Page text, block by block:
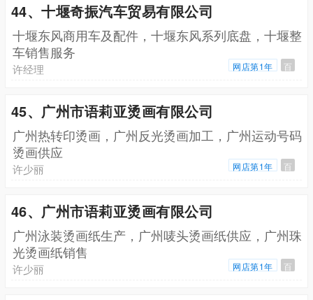
44、十堰奇振汽车贸易有限公司
十堰东风商用车及配件，十堰东风系列底盘，十堰整
车销售服务
许经理 网店第1年 百
45、广州市语莉亚烫画有限公司
广州热转印烫画，广州反光烫画加工，广州运动号码
烫画供应
许少丽 网店第1年 百
46、广州市语莉亚烫画有限公司
广州泳装烫画纸生产，广州唛头烫画纸供应，广州珠
光烫画纸销售
许少丽 网店第1年 百